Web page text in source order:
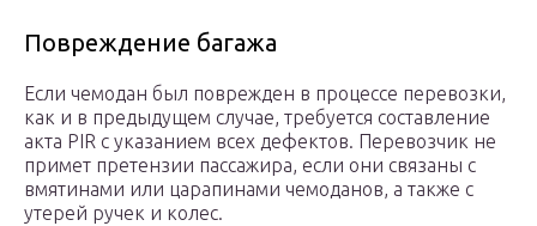
Повреждение багажа
Если чемодан был поврежден в процессе перевозки,
как и в предыдущем случае, требуется составление
акта PIR с указанием всех дефектов. Перевозчик не
примет претензии пассажира, если они связаны с
вмятинами или царапинами чемоданов, а также с
утерей ручек и колес.